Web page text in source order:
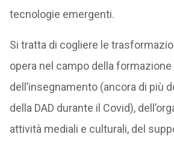
tecnologie emergenti.
Si tratta di cogliere le
opera nel campo della formazione
dell’insegnamento (ancora di più
della DAD durante il Covid),
attività mediali e culturali, del